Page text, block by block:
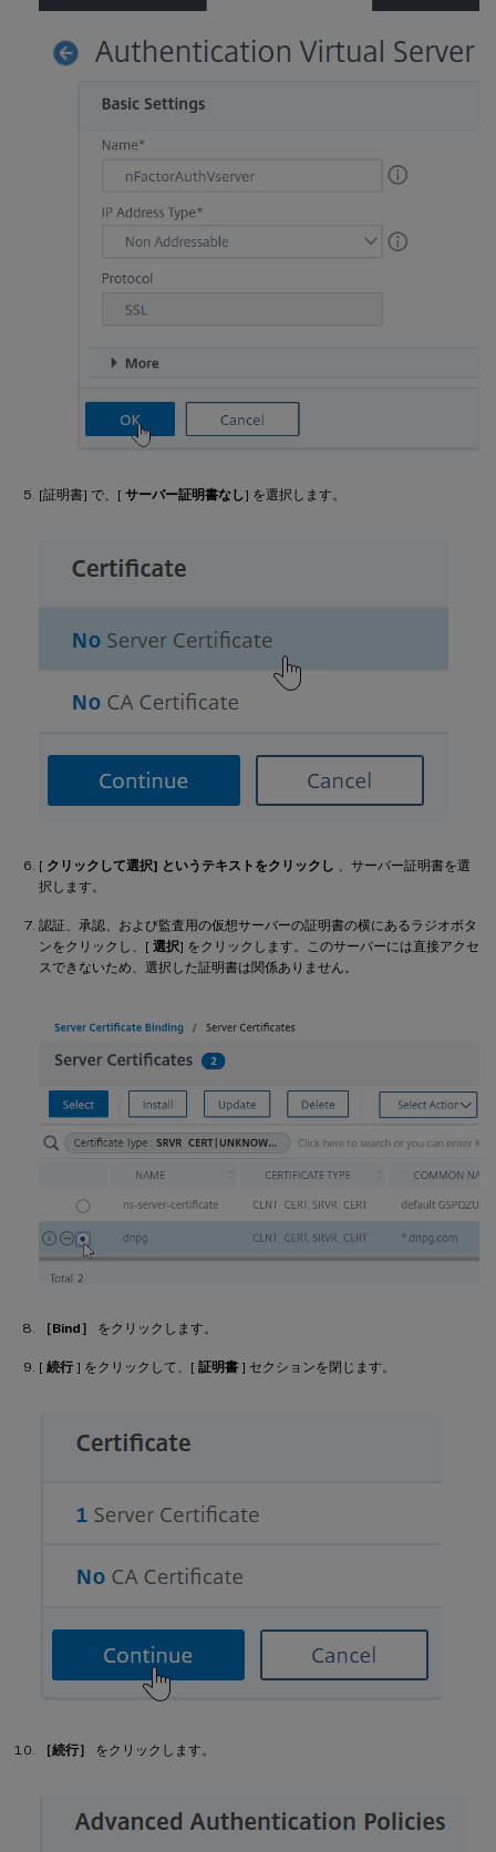
[証明書] で、[ サーバー証明書なし] を選択します。
[ クリックして選択] というテキストをクリックし 、サーバー証明書を選
択します。
認証、承認、および監査用の仮想サーバーの証明書の横にあるラジオボタ
ンをクリックし、[ 選択] をクリックします。このサーバーには直接アクセ
スできないため、選択した証明書は関係ありません。
［Bind］ をクリックします。
[ 続行 ] をクリックして、[ 証明書 ] セクションを閉じます。
［続行］ をクリックします。